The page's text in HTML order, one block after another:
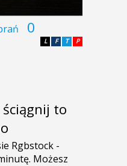
0
P
T
F
L
to